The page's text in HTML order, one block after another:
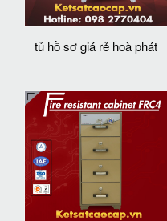
tủ hồ sơ giá rẻ hoà phát